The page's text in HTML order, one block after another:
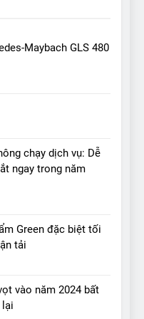
Maybach GLS 480
chạy dịch vụ: Dễ
ngay trong năm
Green đặc biệt tối
tải
vào năm 2024 bất
lại